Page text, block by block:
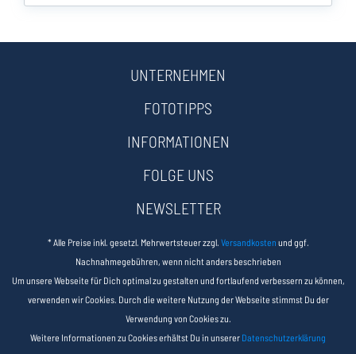
UNTERNEHMEN
FOTOTIPPS
INFORMATIONEN
FOLGE UNS
NEWSLETTER
* Alle Preise inkl. gesetzl. Mehrwertsteuer zzgl. Versandkosten und ggf.
Nachnahmegebühren, wenn nicht anders beschrieben
Um unsere Webseite für Dich optimal zu gestalten und fortlaufend verbessern zu können,
verwenden wir Cookies. Durch die weitere Nutzung der Webseite stimmst Du der
Verwendung von Cookies zu.
Weitere Informationen zu Cookies erhältst Du in unserer Datenschutzerklärung